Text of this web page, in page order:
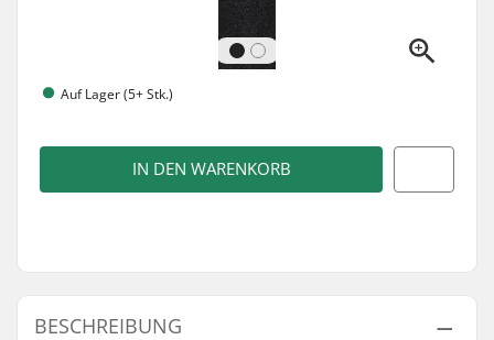
Auf Lager (5+ Stk.)
IN DEN WARENKORB
BESCHREIBUNG